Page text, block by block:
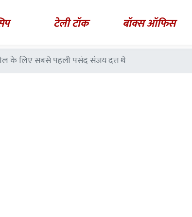
टेली टॉक बॉक्स ऑफिस
के लिए सबसे पहली पसंद संजय दत्त थे